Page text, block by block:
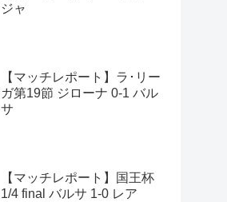
ジャ
【マッチレポート】ラ･リー
ガ第19節 ジローナ 0-1 バル
サ
【マッチレポート】国王杯
1/4 final バルサ 1-0 レア